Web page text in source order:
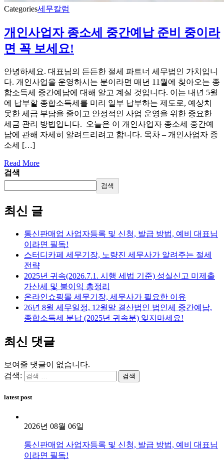
Categories세무칼럼
개인사업자 종소세 중간예납 준비 중이라
면 꼭 보세요!
안녕하세요. 대표님의 든든한 절세 파트너 세무법인 가치입니
다. 개인사업을 운영하시는 분이라면 매년 11월에 찾아오는 종
합소득세 중간예납에 대해 알고 계실 것입니다. 이는 내년 5월
에 납부할 종합소득세를 미리 일부 납부하는 제도로, 예상치
못한 세금 부담을 줄이고 안정적인 사업 운영을 위한 중요한
세금 관리 방법입니다. ​ 오늘은 이 개인사업자 종소세 중간예
납에 관해 자세히 알려드리려고 합니다. 목차 – 개인사업자 종
소세 […]
Read More
검색
검색
최신 글
통신판매업 사업자등록 및 신청, 발급 방법, 예비 대표님
이라면 필독!
스터디카페 세무기장, 노량진 세무사가 알려주는 절세
전략
2025년 귀속(2026.7.1. 시행 세법 기준) 성실신고 미제출
가산세 및 불이익 총정리
온라인쇼핑몰 세무기장, 세무사가 필요한 이유
26년 8월 세무일정, 12월말 결산법인 법인세 중간예납,
종합소득세 분납 (2025년 귀속분) 잊지마세요!
최신 댓글
보여줄 댓글이 없습니다.
검색:
latest post
2026년 08월 06일
통신판매업 사업자등록 및 신청, 발급 방법, 예비 대표님
이라면 필독!